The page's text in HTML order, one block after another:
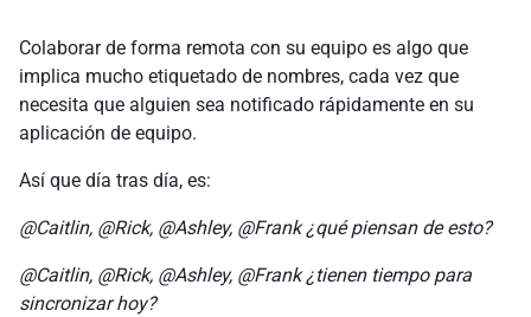
Colaborar de forma remota con su equipo es algo que
implica mucho etiquetado de nombres, cada vez que
necesita que alguien sea notificado rápidamente en su
aplicación de equipo.
Así que día tras día, es:
@Caitlin, @Rick, @Ashley, @Frank ¿qué piensan de esto?
@Caitlin, @Rick, @Ashley, @Frank ¿tienen tiempo para
sincronizar hoy?